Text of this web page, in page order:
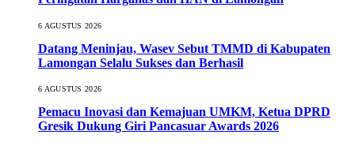
6 AGUSTUS 2026
Datang Meninjau, Wasev Sebut TMMD di Kabupaten
Lamongan Selalu Sukses dan Berhasil
6 AGUSTUS 2026
Pemacu Inovasi dan Kemajuan UMKM, Ketua DPRD
Gresik Dukung Giri Pancasuar Awards 2026